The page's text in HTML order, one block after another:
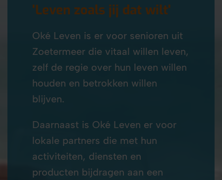
'Leven zoals jij dat wilt'
Oké Leven is er voor senioren uit
Zoetermeer die vitaal willen leven,
zelf de regie over hun leven willen
houden en betrokken willen
blijven.
Daarnaast is Oké Leven er voor
lokale partners die met hun
activiteiten, diensten en
producten bijdragen aan een